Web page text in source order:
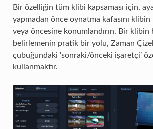
Bir özelliğin tüm klibi kapsaması için,
yapmadan önce oynatma kafasını klibin
veya öncesine konumlandırın. Bir klibin
belirlemenin pratik bir yolu, Zaman
çubuğundaki ‘sonraki/önceki işaretçi’
kullanmaktır.